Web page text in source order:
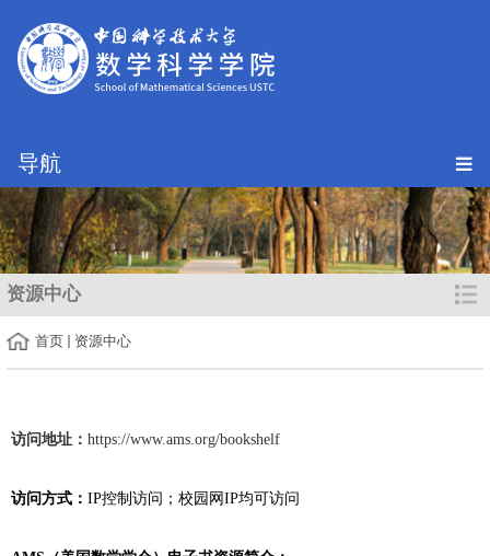
导航
资源中心
首页 资源中心
访问地址： https://www.ams.org/bookshelf
访问方式： IP控制访问；校园网 IP均可访问